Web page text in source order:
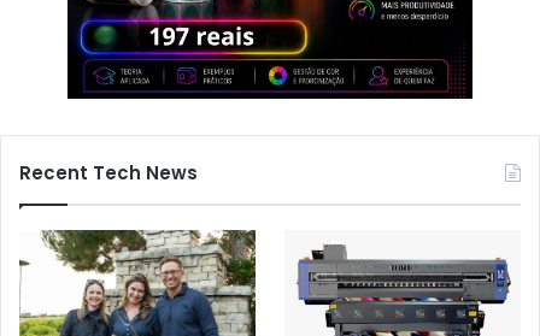
Recent Tech News